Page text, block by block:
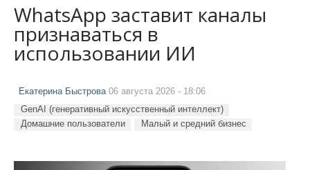
WhatsApp заставит каналы
признаваться в
использовании ИИ
Екатерина Быстрова 06 августа 2026 - 18:06
GenAI (генеративный искусственный интеллект)
Домашние пользователи
Малый и средний бизнес